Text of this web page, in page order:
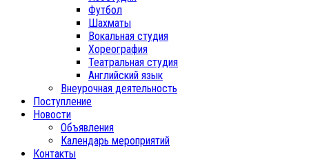
Футбол
Шахматы
Вокальная студия
Хореография
Театральная студия
Английский язык
Внеурочная деятельность
Поступление
Новости
Объявления
Календарь мероприятий
Контакты